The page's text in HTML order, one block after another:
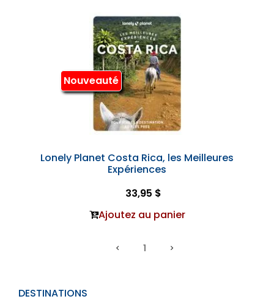
DESTINATIONS
Nouveauté
Lonely Planet Costa Rica, les Meilleures
Expériences
33,95 $
Ajoutez au panier
1